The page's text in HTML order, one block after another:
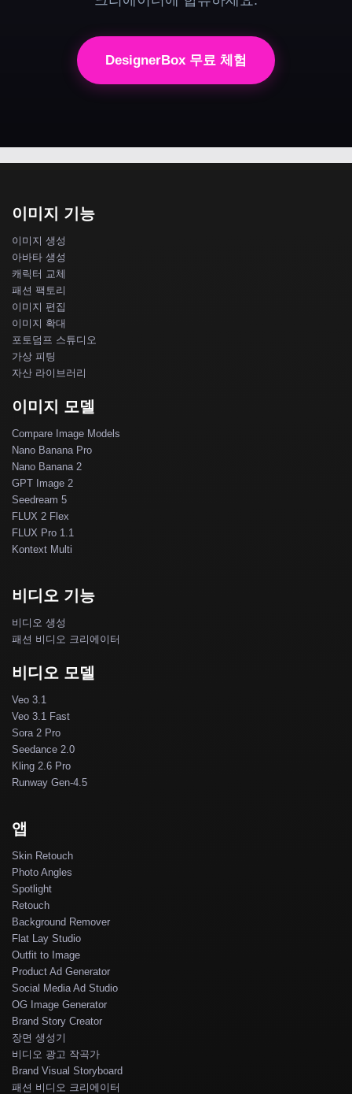
DesignerBox 무료 체험
이미지 기능
이미지 생성
아바타 생성
캐릭터 교체
패션 팩토리
이미지 편집
이미지 확대
포토덤프 스튜디오
가상 피팅
자산 라이브러리
이미지 모델
Compare Image Models
Nano Banana Pro
Nano Banana 2
GPT Image 2
Seedream 5
FLUX 2 Flex
FLUX Pro 1.1
Kontext Multi
비디오 기능
비디오 생성
패션 비디오 크리에이터
비디오 모델
Veo 3.1
Veo 3.1 Fast
Sora 2 Pro
Seedance 2.0
Kling 2.6 Pro
Runway Gen-4.5
앱
Skin Retouch
Photo Angles
Spotlight
Retouch
Background Remover
Flat Lay Studio
Outfit to Image
Product Ad Generator
Social Media Ad Studio
OG Image Generator
Brand Story Creator
장면 생성기
비디오 광고 작곡가
Brand Visual Storyboard
패션 비디오 크리에이터